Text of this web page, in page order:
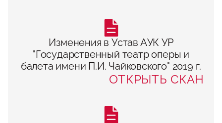
Изменения в Устав АУК УР
"Государственный театр оперы и
балета имени П.И. Чайковского" 2019 г.
ОТКРЫТЬ СКАН